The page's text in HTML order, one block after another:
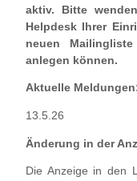
aktiv. Bitte
Helpdesk Ihrer
neuen
anlegen können.
Aktuelle
13.5.26
Änderung in der
Die Anzeige in den